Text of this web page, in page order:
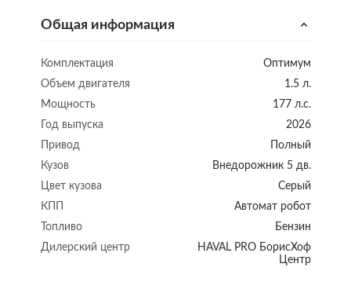
Общая информация
Комплектация
Оптимум
Объем двигателя
1.5 л.
Мощность
177 л.с.
Год выпуска
2026
Привод
Полный
Кузов
Внедорожник 5 дв.
Цвет кузова
Серый
КПП
Автомат робот
Топливо
Бензин
Дилерский центр
HAVAL PRO БорисХоф
Центр